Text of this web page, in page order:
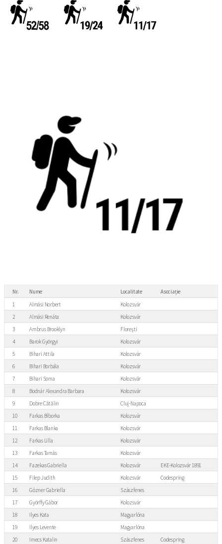
Nr. Nume Localitate
Asociație
1
Almási Norbert
Kolozsvár
2
Almási Renáta
Kolozsvár
3
Ambrus Brooklyn
Florești
4
Barok Györgyi
Kolozsvár
5
Bihari Attila
Kolozsvár
6
Bihari Borbála
Kolozsvár
7
Bihari Soma
Kolozsvár
8
Bodnár Alexandra Barbara
Kolozsvár
9
Dobre Cătălin
Cluj-Napoca
10
Farkas Bíborka
Kolozsvár
11
Farkas Blanka
Kolozsvár
12
Farkas Lilla
Kolozsvár
13
Farkas Tamás
Kolozsvár
14
Fazekas Gabriella Kolozsvár
EKE-Kolozsvár 1891
15
Filep Judith Kolozsvár
Codespring
16
Gózner Gabriella
Szászfenes
17
Györffy Gábor
Kolozsvár
18
Ilyes Kata
Magyarlóna
19
Ilyes Levente
Magyarlóna
20
Imecs Katalin Szászfenes
Codespring